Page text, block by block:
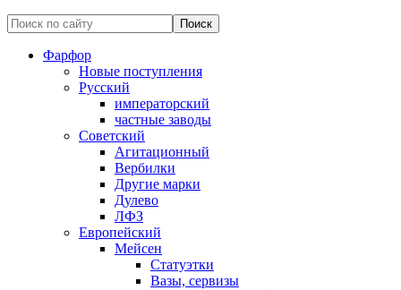
Фарфор
Новые поступления
Русский
императорский
частные заводы
Советский
Агитационный
Вербилки
Другие марки
Дулево
ЛФЗ
Европейский
Мейсен
Статуэтки
Вазы, сервизы